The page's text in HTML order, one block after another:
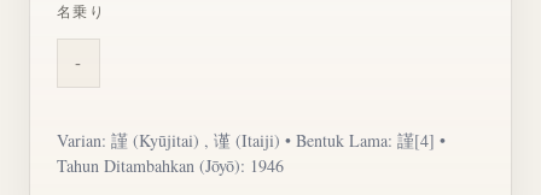
名乗り
-
Varian: 謹 (Kyūjitai) , 谨 (Itaiji) • Bentuk Lama: 謹[4] •
Tahun Ditambahkan (Jōyō): 1946